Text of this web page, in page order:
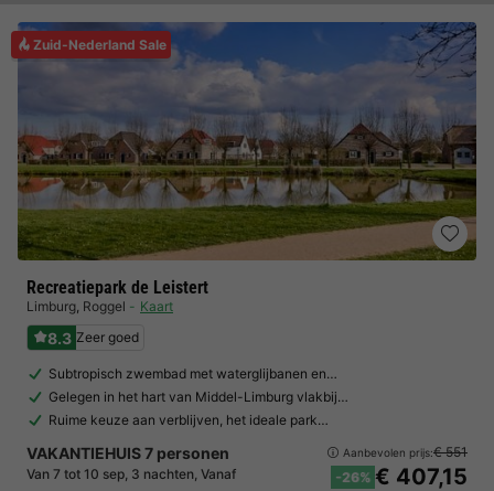
Zuid-Nederland Sale
Recreatiepark de Leistert
Limburg, Roggel Kaart
8.3 Zeer goed
Subtropisch zwembad met waterglijbanen en…
Gelegen in het hart van Middel-Limburg vlakbij…
Ruime keuze aan verblijven, het ideale park…
VAKANTIEHUIS 7 personen
Van 7 tot 10 sep, 3 nachten, Vanaf
Aanbevolen prijs:€ 551
-26% € 407,15